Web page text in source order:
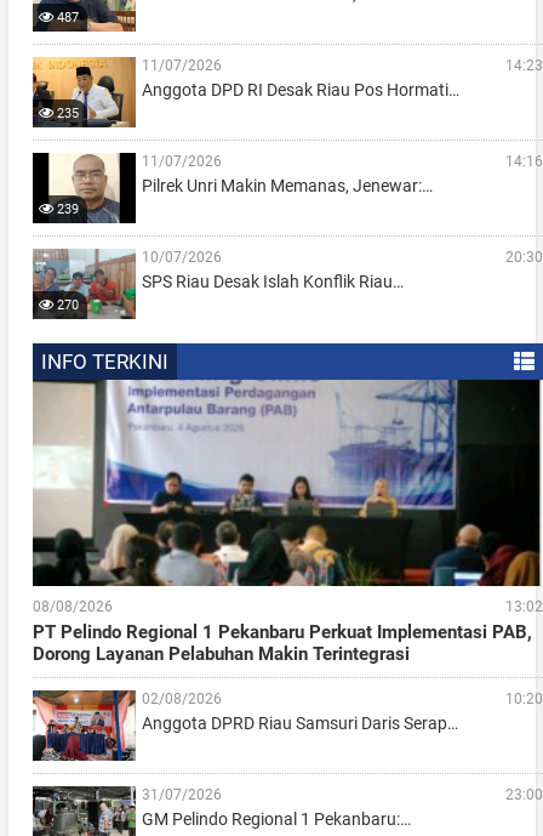
487
235
11/07/2026 14:23
Anggota DPD RI Desak Riau Pos Hormati…
239
11/07/2026 14:16
Pilrek Unri Makin Memanas, Jenewar:…
270
10/07/2026 20:30
SPS Riau Desak Islah Konflik Riau…
INFO TERKINI
08/08/2026 13:02
PT Pelindo Regional 1 Pekanbaru Perkuat Implementasi PAB,
Dorong Layanan Pelabuhan Makin Terintegrasi
02/08/2026 10:20
Anggota DPRD Riau Samsuri Daris Serap…
31/07/2026 23:00
GM Pelindo Regional 1 Pekanbaru:…